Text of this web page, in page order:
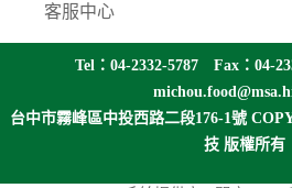
客服中心
Tel：04-2332-5787 Fax：04-
台中市霧峰區中投西路二段176-1號
技 版權所有